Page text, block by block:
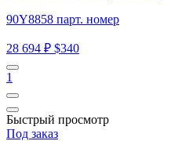
90Y8858 парт. номер
28 694 ₽ $340
1
Быстрый просмотр
Под заказ